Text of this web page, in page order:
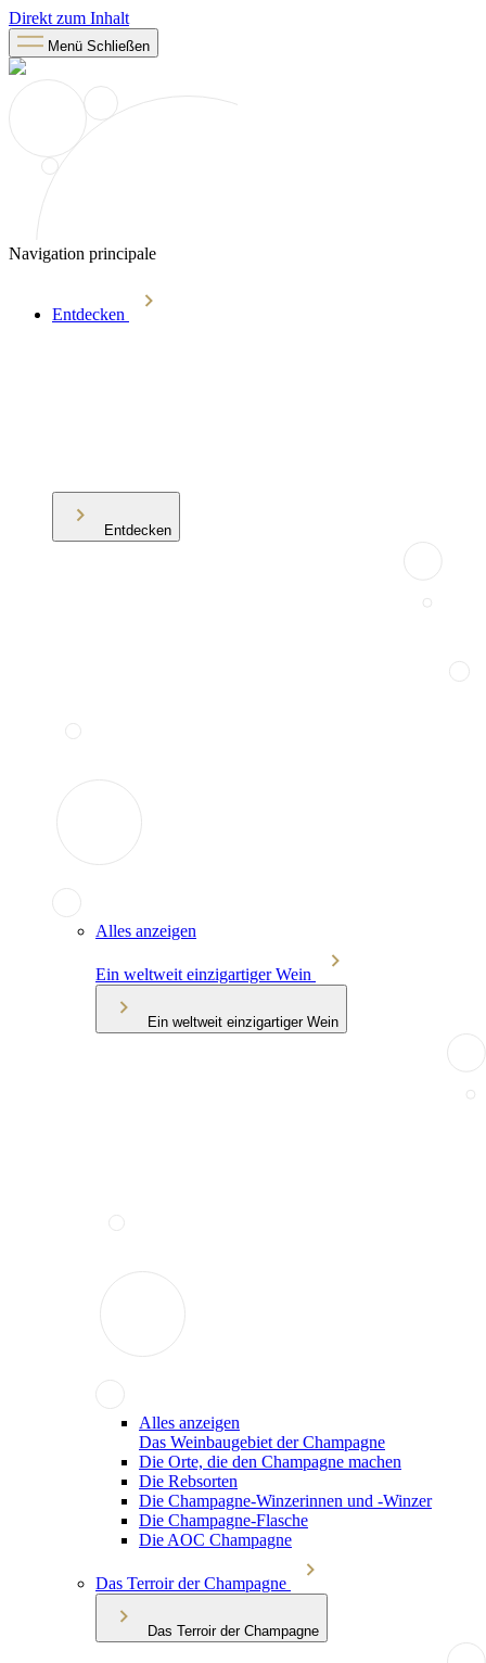
Direkt zum Inhalt
Menü Schließen
Navigation principale
Entdecken
Entdecken
Alles anzeigen
Ein weltweit einzigartiger Wein
Ein weltweit einzigartiger Wein
Alles anzeigen
Das Weinbaugebiet der Champagne
Die Orte, die den Champagne machen
Die Rebsorten
Die Champagne-Winzerinnen und -Winzer
Die Champagne-Flasche
Die AOC Champagne
Das Terroir der Champagne
Das Terroir der Champagne